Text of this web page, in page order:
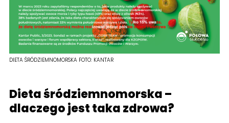
DIETA ŚRÓDZIEMNOMORSKA FOTO: KANTAR
Dieta śródziemnomorska –
dlaczego jest taka zdrowa?